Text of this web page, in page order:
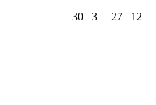
30 3 27 12